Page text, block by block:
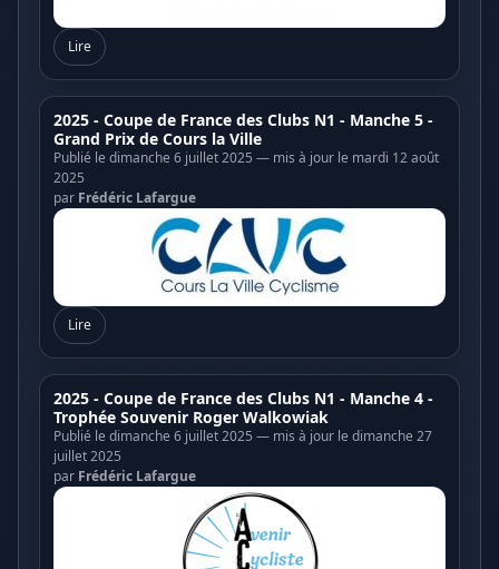
Lire
2025 - Coupe de France des Clubs N1 - Manche 5 -
Grand Prix de Cours la Ville
Publié le dimanche 6 juillet 2025 — mis à jour le mardi 12 août
2025
par Frédéric Lafargue
Lire
2025 - Coupe de France des Clubs N1 - Manche 4 -
Trophée Souvenir Roger Walkowiak
Publié le dimanche 6 juillet 2025 — mis à jour le dimanche 27
juillet 2025
par Frédéric Lafargue